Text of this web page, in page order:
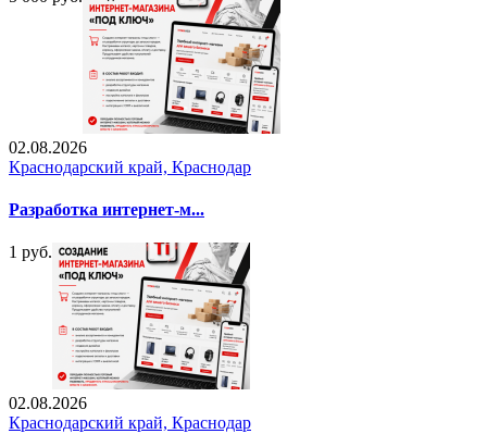
02.08.2026
Краснодарский край, Краснодар
Разработка интернет-м...
1 руб.
02.08.2026
Краснодарский край, Краснодар